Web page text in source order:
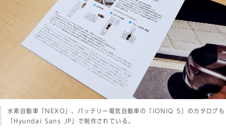
水素自動車「NEXO」、バッテリー電気自動車の「IONIQ 5」のカタログも
「Hyundai Sans JP」で制作されている。